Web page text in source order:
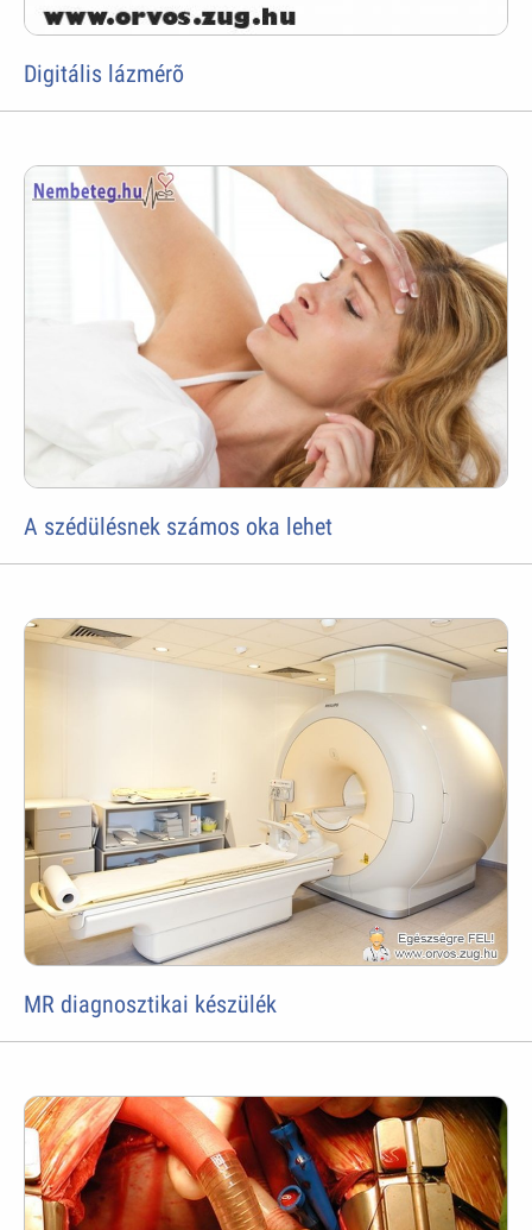
Digitális lázmérõ
A szédülésnek számos oka lehet
MR diagnosztikai készülék